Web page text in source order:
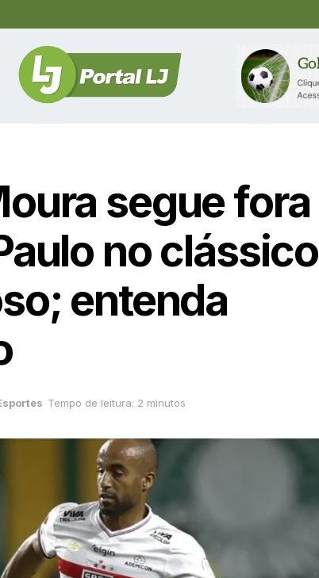
segue fora
no clássico
entenda
Tempo de leitura: 2 minutos